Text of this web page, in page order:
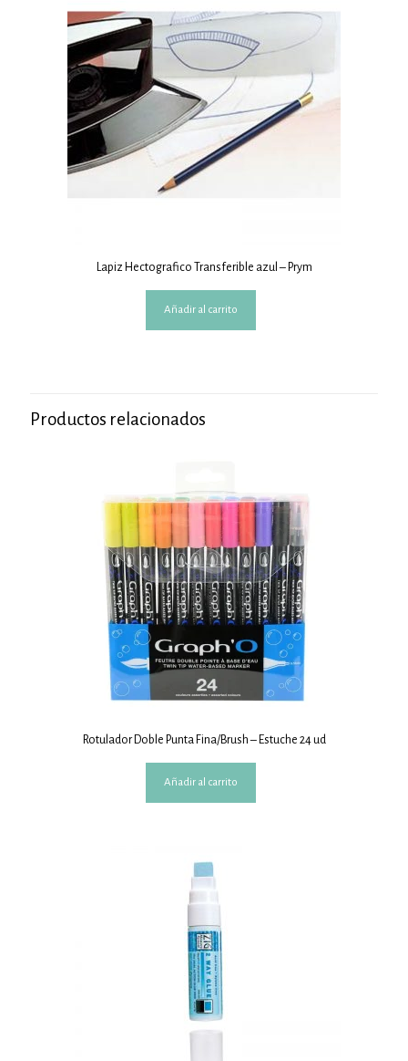
Lapiz Hectografico Transferible azul – Prym
Añadir al carrito
Productos relacionados
Rotulador Doble Punta Fina/Brush – Estuche 24 ud
Añadir al carrito